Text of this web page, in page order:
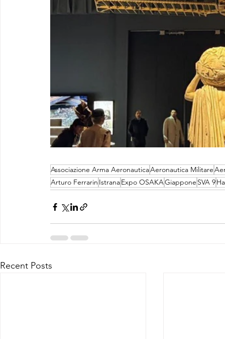
Associazione Arma AeronauticaAeronautica Militare
Arturo Ferrarin IstranaExpo OSAKAGiappone SVA 9
Recent Posts